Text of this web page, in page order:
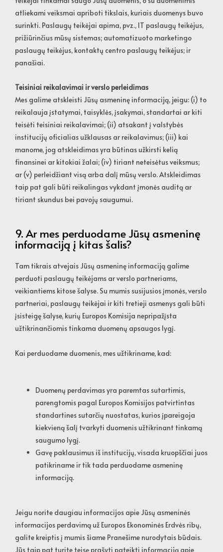
atliekami veiksmai apriboti tikslais, kuriais duomenys buvo
surinkti. Paslaugų teikėjai apima, pvz., IT paslaugų teikėjus,
prižiūrinčius mūsų sistemas; automatizuoto marketingo
paslaugų teikėjus, kontaktų centro paslaugų teikėjus; ir
panašiai.
Teisiniai reikalavimai ir verslo perleidimas
Mes galime atskleisti Jūsų asmeninę informaciją, jeigu: (i) to
reikalauja įstatymai, taisyklės, įsakymai, standartai ar kiti
teisėti teisiniai reikalavimai; (ii) atsakant į valstybės
institucijų oficialias užklausas ar reikalavimus; (iii) kai
manome, jog atskleidimas yra būtinas užkirsti kelią
finansinei ar kitokiai žalai; (iv) tiriant neteisėtus veiksmus;
ar (v) perleidžiant visą arba dalį mūsų verslo. Atskleidimas
taip pat gali būti reikalingas vykdant įmonės auditą ar
tiriant skundus bei pavojų saugumui.
9. Ar mes perduodame Jūsų asmeninę
informaciją į kitas šalis?
Tam tikrais atvejais Jūsų asmeninę informaciją galime
perduoti paslaugų teikėjams ar verslo partneriams,
veikiantiems kitose šalyse. Su mumis susijusios įmonės, verslo
partneriai, paslaugų teikėjai ir kiti tretieji asmenys gali būti
įsisteigę šalyse, kurių Europos Komisija nepripažįsta
užtikrinančiomis tinkama duomenų apsaugos lygį.
Kai perduodame duomenis, mes užtikriname, kad:
Duomenų perdavimas yra paremtas sutartimis,
parengtomis pagal Europos Komisijos patvirtintas
standartines sutarčių nuostatas, kurios įpareigoja
kiekvieną šalį tvarkyti duomenis užtikrinant tinkamą
saugumo lygį.
Gavę paklausimus iš institucijų, visada kruopščiai juos
patikriname ir tik tada perduodame asmeninę
informaciją.
Jeigu norite daugiau informacijos apie Jūsų asmeninės
informacijos perdavimą už Europos Ekonominės Erdvės ribų,
galite kreiptis į mumis šiame Pranešime nurodytais būdais.
Jūs taip pat turite teisę prašyti pateikti informaciją apie